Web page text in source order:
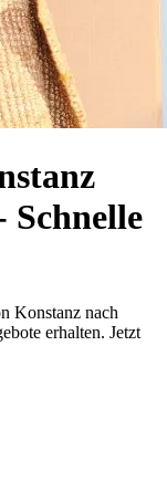
Schnelle
Konstanz nach
erhalten. Jetzt